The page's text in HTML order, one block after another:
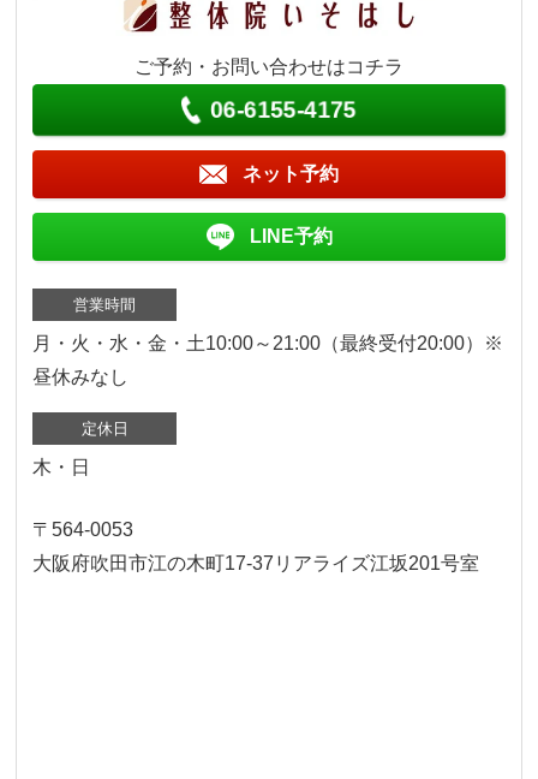
ご予約・お問い合わせはコチラ
06-6155-4175
ネット予約
LINE予約
営業時間
月・火・水・金・土10:00～21:00（最終受付20:00）※
昼休みなし
定休日
木・日
〒564-0053
大阪府吹田市江の木町17‐37リアライズ江坂201号室